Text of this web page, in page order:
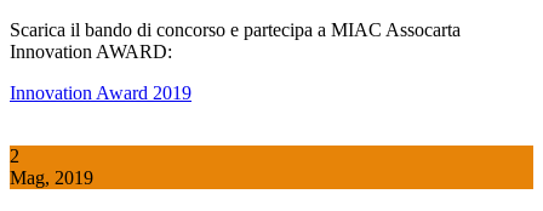
Scarica il bando di concorso e partecipa a MIAC Assocarta
Innovation AWARD:
Innovation Award 2019
2
Mag, 2019